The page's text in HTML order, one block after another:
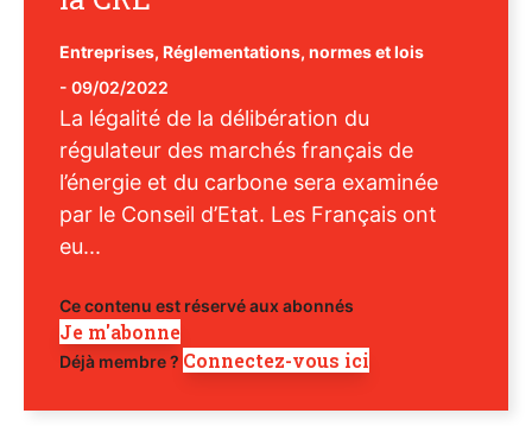
Entreprises, Réglementations, normes et lois
- 09/02/2022
La légalité de la délibération du
régulateur des marchés français de
l’énergie et du carbone sera examinée
par le Conseil d’Etat. Les Français ont
eu...
Ce contenu est réservé aux abonnés
Je m'abonne
Déjà membre ? Connectez-vous ici